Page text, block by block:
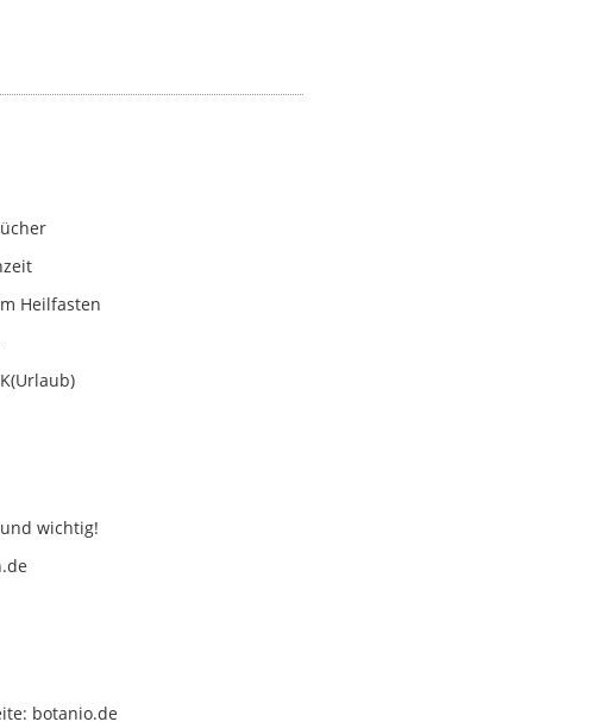
Heilfasten
wichtig!
botanio.de